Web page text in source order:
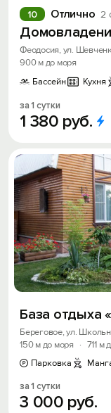
Отлично 2
10
Феодосия, ул.
900 м до моря
Бассейн
Кухня
за 1 сутки
1 380 руб.
База отдыха
Береговое, ул.
150 м до моря
· 711 м
Парковка
за 1 сутки
3 000 руб.